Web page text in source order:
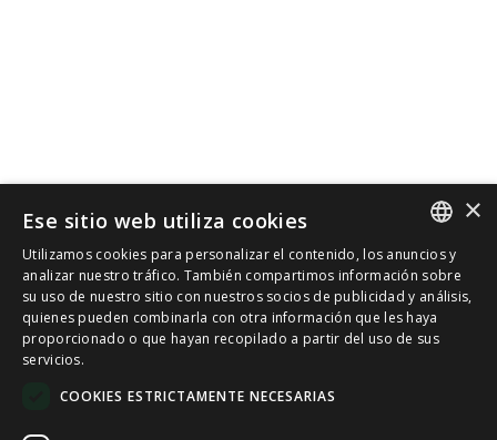
SPANISH
CAT
×
Ese sitio web utiliza cookies
Utilizamos cookies para personalizar el contenido, los anuncios y
analizar nuestro tráfico. También compartimos información sobre
su uso de nuestro sitio con nuestros socios de publicidad y análisis,
quienes pueden combinarla con otra información que les haya
proporcionado o que hayan recopilado a partir del uso de sus
servicios.
COOKIES ESTRICTAMENTE NECESARIAS